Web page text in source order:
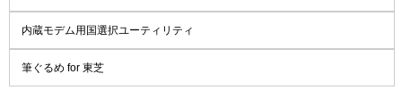
内蔵モデム用国選択ユーティリティ
筆ぐるめ for 東芝